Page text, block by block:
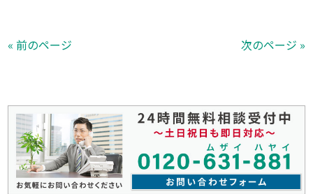
« 前のページ 次のページ »